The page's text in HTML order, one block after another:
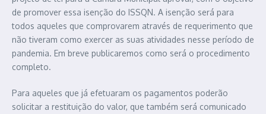
de promover essa isenção do ISSQN. A isenção será para
todos aqueles que comprovarem através de requerimento que
não tiveram como exercer as suas atividades nesse período de
pandemia. Em breve publicaremos como será o procedimento
completo.
Para aqueles que já efetuaram os pagamentos poderão
solicitar a restituição do valor, que também será comunicado